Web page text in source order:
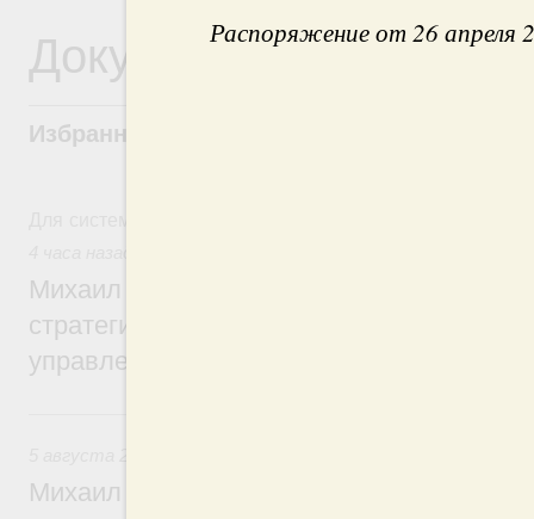
Распоряжение от 26 апреля
Документы
Избранные документы со справками к
Михаил Мишустин дал поручения по
стратегической сессии о
управления научно-технологическим
Михаил Мишустин дал поручения по